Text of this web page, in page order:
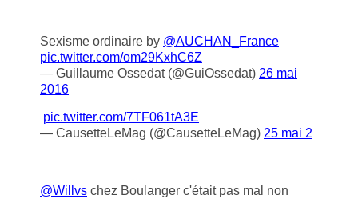
Sexisme ordinaire by @AUCHAN_France
pic.twitter.com/om29KxhC6Z
— Guillaume Ossedat (@GuiOssedat) 26 mai
2016
pic.twitter.com/7TF061tA3E
— CausetteLeMag (@CausetteLeMag) 25 mai 2
@Willvs chez Boulanger c'était pas mal non